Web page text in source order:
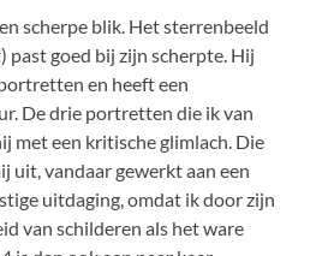
scherpe blik. Het sterrenbeeld
past goed bij zijn scherpte. Hij
en heeft een
De drie portretten die ik van
met een kritische glimlach. Die
uit, vandaar gewerkt aan een
uitdaging, omdat ik door zijn
van schilderen als het ware